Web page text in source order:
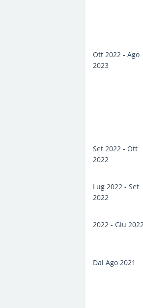
Ott 2022 - Ago
2023
Set 2022 - Ott
2022
Lug 2022 - Set
2022
2022 - Giu
Dal Ago 2021